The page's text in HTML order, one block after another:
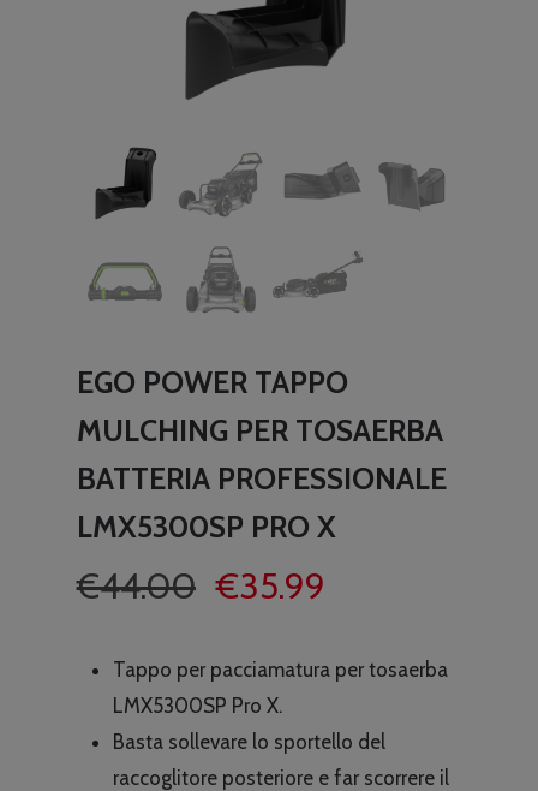
EGO POWER TAPPO
MULCHING PER TOSAERBA
BATTERIA PROFESSIONALE
LMX5300SP PRO X
€44.00 Il
originale
era:
€44.00.
€35.99
attuale
è:
€35.99.
Tappo per pacciamatura per tosaerba
LMX5300SP Pro X.
Basta sollevare lo sportello del
raccoglitore posteriore e far scorrere il